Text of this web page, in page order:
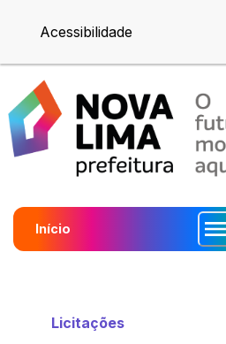
Acessibilidade
Início
Licitações